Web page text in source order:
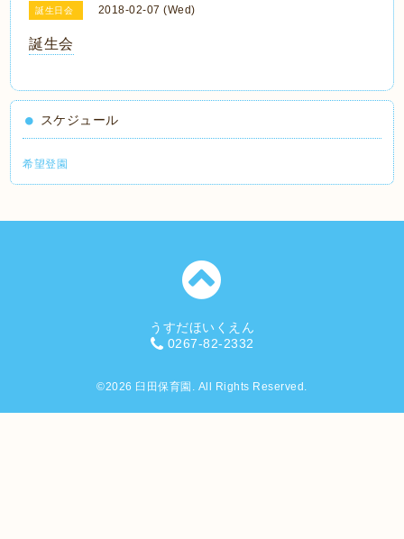
誕生日会 2018-02-07 (Wed)
誕生会
スケジュール
希望登園
うすだほいくえん
0267-82-2332
©2026 臼田保育園 . All Rights Reserved.